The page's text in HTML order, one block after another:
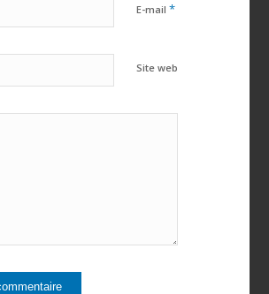
E-mail *
Site web